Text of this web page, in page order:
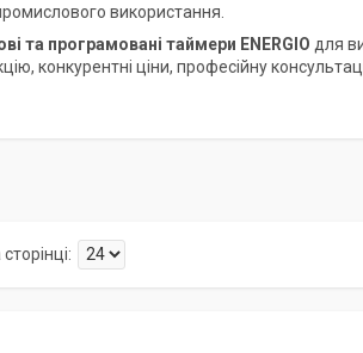
використання.
та програмовані таймери ENERGIO для
конкурентні ціни, професійну